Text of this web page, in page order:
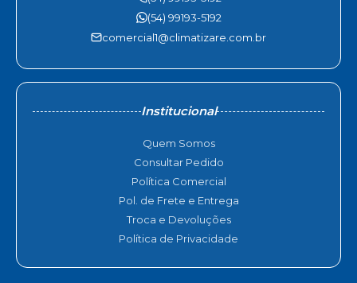
(54) 99193-5192
comercial1@climatizare.com.br
Institucional
Quem Somos
Consultar Pedido
Política Comercial
Pol. de Frete e Entrega
Troca e Devoluções
Política de Privacidade